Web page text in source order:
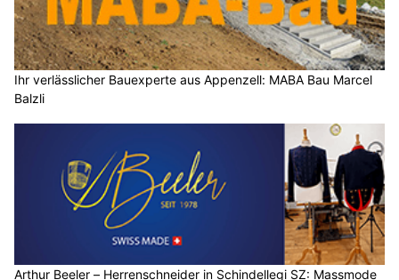
Ihr verlässlicher Bauexperte aus Appenzell: MABA Bau Marcel
Balzli
Arthur Beeler – Herrenschneider in Schindellegi SZ: Massmode